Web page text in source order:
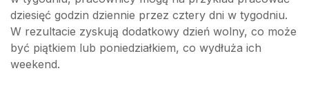
dziesięć godzin dziennie przez cztery dni w tygodniu.
W rezultacie zyskują dodatkowy dzień wolny, co może
być piątkiem lub poniedziałkiem, co wydłuża ich
weekend.